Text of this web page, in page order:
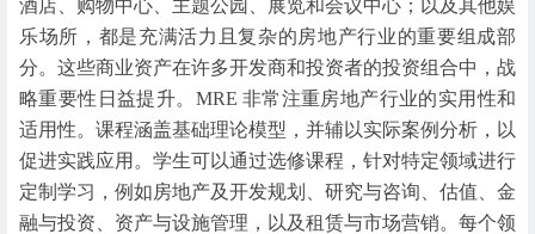
酒店、购物中心、主题公园、展览和会议中心；以及其他娱
乐场所，都是充满活力且复杂的房地产行业的重要组成部
分。这些商业资产在许多开发商和投资者的投资组合中，战
略重要性日益提升。MRE 非常注重房地产行业的实用性和
适用性。课程涵盖基础理论模型，并辅以实际案例分析，以
促进实践应用。学生可以通过选修课程，针对特定领域进行
定制学习，例如房地产及开发规划、研究与咨询、估值、金
融与投资、资产与设施管理，以及租赁与市场营销。每个领